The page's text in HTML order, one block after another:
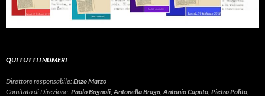
QUI TUTTI I NUMERI
Direttore responsabile:Enzo Marzo
Comitato di Direzione:Paolo Bagnoli, Antonella Braga, Antonio Caputo, Pietro Polito,